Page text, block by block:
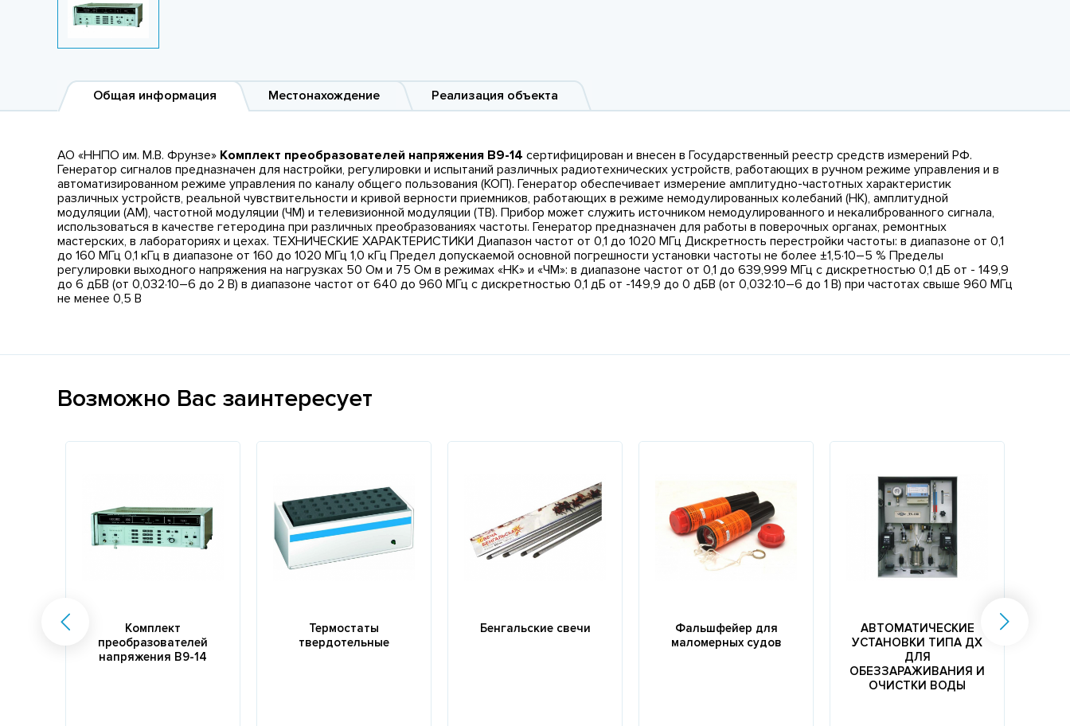
Общая информация Местонахождение Реализация объекта
АО «ННПО им. М.В. Фрунзе» Комплект преобразователей напряжения В9-14 сертифицирован и внесен в Государственный реестр средств измерений РФ.
Генератор сигналов предназначен для настройки, регулировки и испытаний различных радиотехнических устройств, работающих в ручном режиме управления и в
автоматизированном режиме управления по каналу общего пользования (КОП). Генератор обеспечивает измерение амплитудно-частотных характеристик
различных устройств, реальной чувствительности и кривой верности приемников, работающих в режиме немодулированных колебаний (НК), амплитудной
модуляции (АМ), частотной модуляции (ЧМ) и телевизионной модуляции (ТВ). Прибор может служить источником немодулированного и некалиброванного сигнала,
использоваться в качестве гетеродина при различных преобразованиях частоты. Генератор предназначен для работы в поверочных органах, ремонтных
мастерских, в лабораториях и цехах. ТЕХНИЧЕСКИЕ ХАРАКТЕРИСТИКИ Диапазон частот от 0,1 до 1020 МГц Дискретность перестройки частоты: в диапазоне от 0,1
до 160 МГц 0,1 кГц в диапазоне от 160 до 1020 МГц 1,0 кГц Предел допускаемой основной погрешности установки частоты не более ±1,5·10–5 % Пределы
регулировки выходного напряжения на нагрузках 50 Ом и 75 Ом в режимах «НК» и «ЧМ»: в диапазоне частот от 0,1 до 639,999 МГц с дискретностью 0,1 дБ от - 149,9
до 6 дБВ (от 0,032·10–6 до 2 В) в диапазоне частот от 640 до 960 МГц с дискретностью 0,1 дБ от -149,9 до 0 дБВ (от 0,032·10–6 до 1 В) при частотах свыше 960 МГц
не менее 0,5 В
Возможно Вас заинтересует
Комплект
преобразователей
напряжения В9-14
Термостаты
твердотельные
Бенгальские свечи
Фальшфейер для
маломерных судов
АВТОМАТИЧЕСКИЕ
УСТАНОВКИ ТИПА ДХ
ДЛЯ
ОБЕЗЗАРАЖИВАНИЯ И
ОЧИСТКИ ВОДЫ